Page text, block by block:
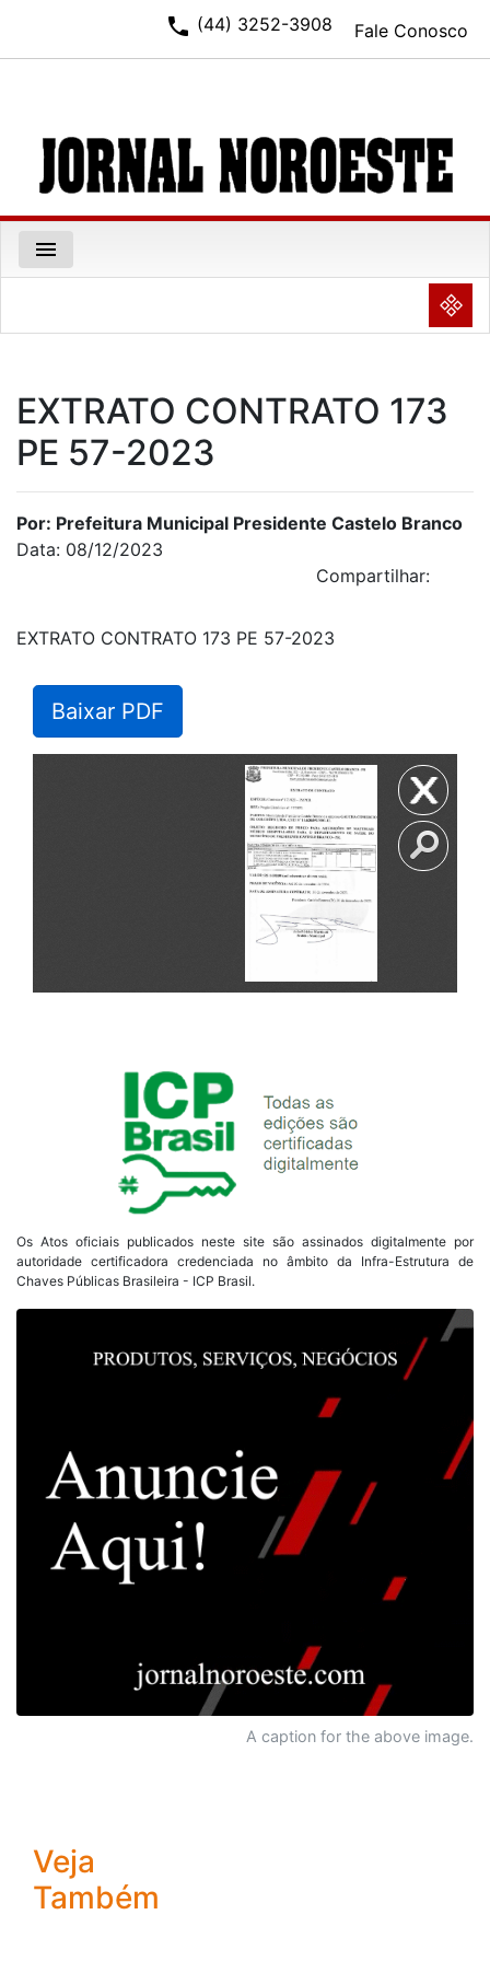
Fale Conosco
phone (44) 3252-3908
menu
NULL
EXTRATO CONTRATO 173
PE 57-2023
Por: Prefeitura Municipal Presidente Castelo Branco
Data: 08/12/2023
Compartilhar:
EXTRATO CONTRATO 173 PE 57-2023
Baixar PDF
Os Atos oficiais publicados neste site são assinados digitalmente por
autoridade certificadora credenciada no âmbito da Infra-Estrutura de
Chaves Públicas Brasileira - ICP Brasil.
A caption for the above image.
Veja
Também